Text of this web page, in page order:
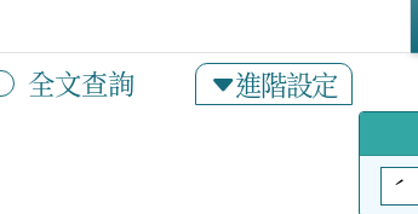
全文查詢 進階設定
ˊ